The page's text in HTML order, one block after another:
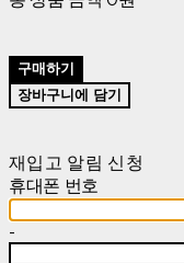
구매하기
장바구니에 담기
재입고 알림 신청
휴대폰 번호
-